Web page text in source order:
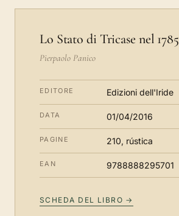
Lo Stato di Tricase nel 1785
Pierpaolo Panico
EDITORE Edizioni dell'Iride
DATA 01/04/2016
PAGINE 210, rústica
EAN 9788888295701
SCHEDA DEL LIBRO →